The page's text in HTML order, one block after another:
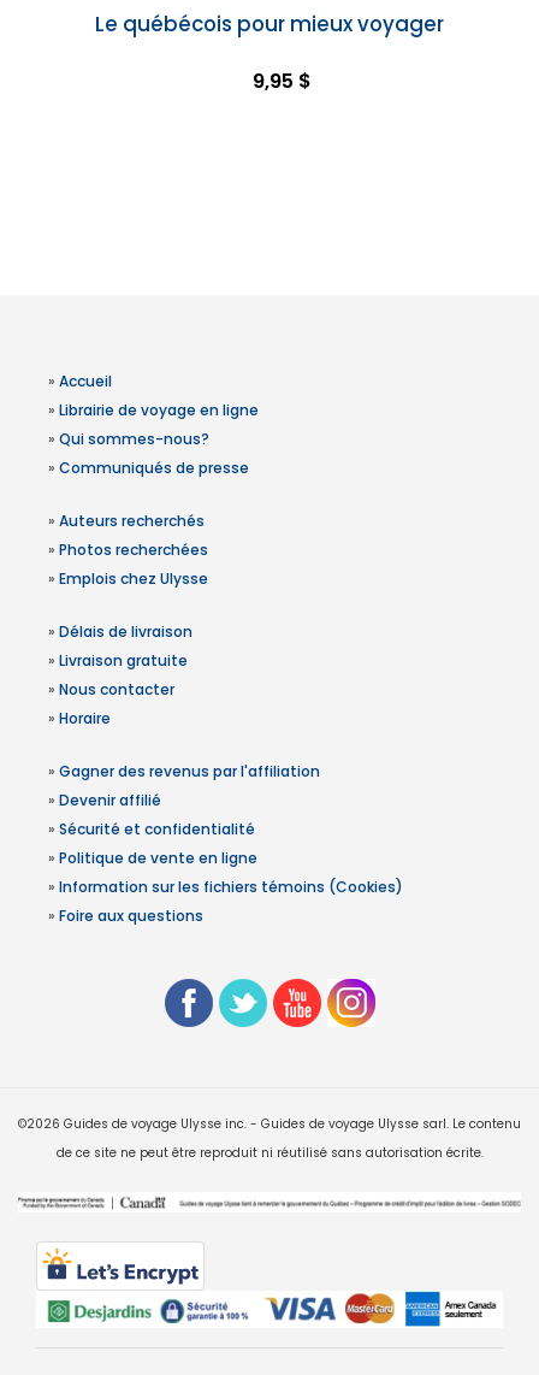
Le québécois pour mieux voyager
9,95 $
» Accueil
» Librairie de voyage en ligne
» Qui sommes-nous?
» Communiqués de presse
» Auteurs recherchés
» Photos recherchées
» Emplois chez Ulysse
» Délais de livraison
» Livraison gratuite
» Nous contacter
» Horaire
» Gagner des revenus par l'affiliation
» Devenir affilié
» Sécurité et confidentialité
» Politique de vente en ligne
» Information sur les fichiers témoins (Cookies)
» Foire aux questions
©2026 Guides de voyage Ulysse inc. - Guides de voyage Ulysse sarl. Le contenu
de ce site ne peut être reproduit ni réutilisé sans autorisation écrite.